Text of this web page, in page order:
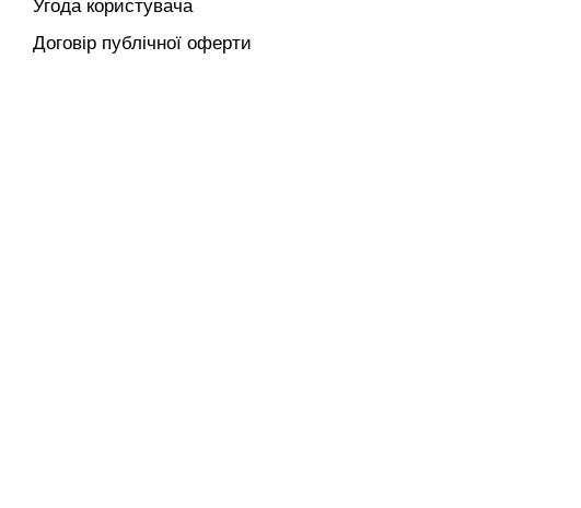
Угода користувача
Договір публічної оферти